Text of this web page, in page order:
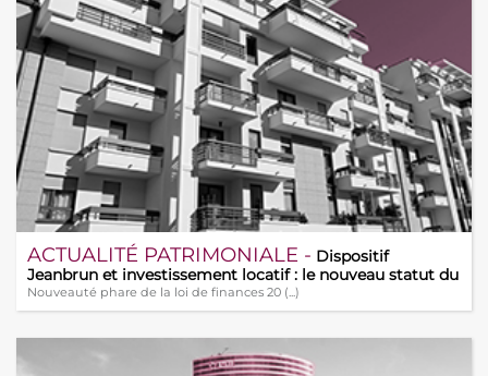
ACTUALITÉ PATRIMONIALE - Dispositif
Jeanbrun et investissement locatif : le nouveau statut du
bailleur privé
Nouveauté phare de la loi de finances 20 (...)